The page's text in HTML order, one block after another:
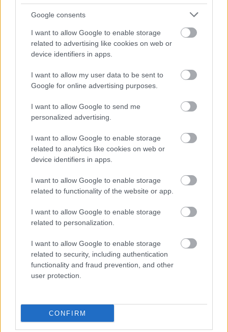
Google consents
I want to allow Google to enable storage
related to advertising like cookies on web or
device identifiers in apps.
I want to allow my user data to be sent to
Google for online advertising purposes.
I want to allow Google to send me
personalized advertising.
I want to allow Google to enable storage
related to analytics like cookies on web or
device identifiers in apps.
I want to allow Google to enable storage
related to functionality of the website or app.
I want to allow Google to enable storage
related to personalization.
I want to allow Google to enable storage
related to security, including authentication
functionality and fraud prevention, and other
user protection.
CONFIRM
Magyarország független Szolnok
vidéki lapszemle
Példátlan: az Alkotmányvédelmi Hivatal
hazugságvizsgálatot végzett három független
újságírón
Magyarországon. A
Magyar Hang három
hazugságvizsgálatra
kötelezték az állami
példátlan a magyar demokrácia történetében. Magánéleti
kérdések is elhangzottak.
Magyarország alkotmányvédelmi
Ezt beszélik: A független vidéki média